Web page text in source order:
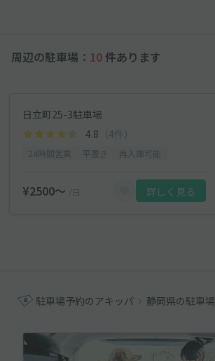
周辺の駐車場： 10 件あります
日立町25-3駐車場
4.8 （4件）
¥2500〜 /日 詳しく見る
駐車場予約のアキッパ 静岡県の駐車場